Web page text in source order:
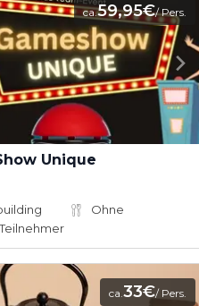
ca.59,95€/ Pers.
Unique
Ohne
ca.33€/ Pers.